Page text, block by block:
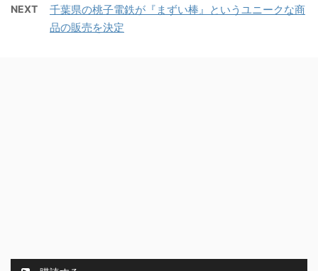
NEXT
千葉県の桃子電鉄が『まずい棒』というユニークな商
品の販売を決定